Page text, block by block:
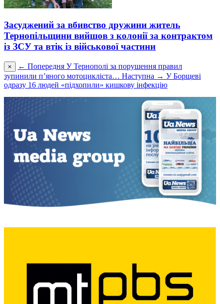
Засуджений за вбивство дружини житель
Тернопільщини вийшов з колонії за контрактом
із ЗСУ та втік із військової частини
× ← Попередня У Тернополі за порушення правил
зупинили п’яного мотоцикліста… Наступна → У Борщеві
одразу 16 людей «підхопили» кишкову інфекцію